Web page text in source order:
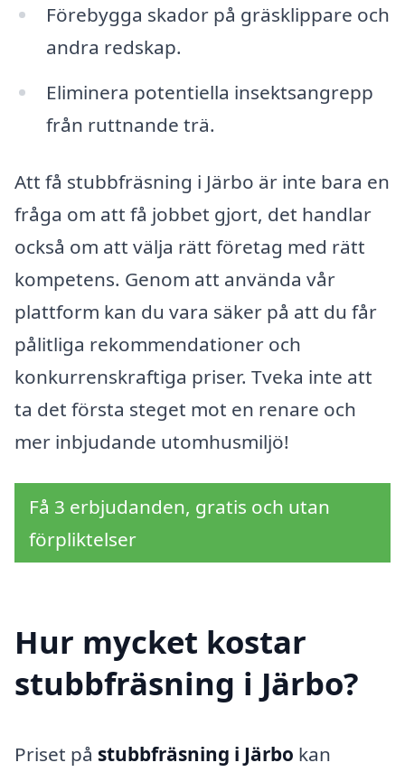
Förebygga skador på gräsklippare och
andra redskap.
Eliminera potentiella insektsangrepp
från ruttnande trä.
Att få stubbfräsning i Järbo är inte bara en
fråga om att få jobbet gjort, det handlar
också om att välja rätt företag med rätt
kompetens. Genom att använda vår
plattform kan du vara säker på att du får
pålitliga rekommendationer och
konkurrenskraftiga priser. Tveka inte att
ta det första steget mot en renare och
mer inbjudande utomhusmiljö!
Få 3 erbjudanden, gratis och utan
förpliktelser
Hur mycket kostar
stubbfräsning i Järbo?
Priset på stubbfräsning i Järbo kan